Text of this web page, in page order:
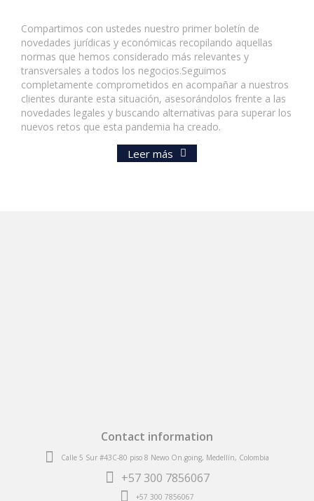
Compartimos con ustedes nuestro primer boletín de
novedades jurídicas y económicas recopilando aquellas
normas que hemos considerado más relevantes y
transversales a todos los negocios.Seguimos
completamente comprometidos en acompañar a nuestros
clientes durante esta situación, asesorándolos frente a las
novedades legales y buscando alternativas para superar los
nuevos retos que esta pandemia ha creado.
Leer más
Contact information
Calle 5 Sur #43C-80 piso 8 Newo On.going, Medellín, Colombia
+57 300 7856067
+57 300 7856067